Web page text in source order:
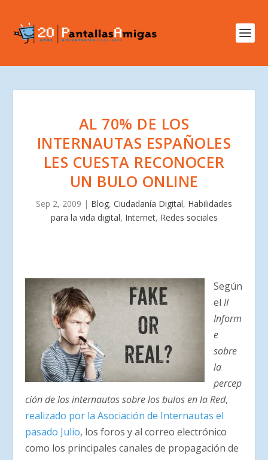
AL 70% DE LOS
INTERNAUTAS ESPAÑOLES
LES CUESTA RECONOCER
UN BULO ONLINE
Sep 2, 2009 | Blog, Ciudadanía Digital, Habilidades
para la vida digital, Internet, Redes sociales
Según
elII
Inform
e
sobre
la
percep
ción de los internautas sobre los bulos en la Red,
realizado por la Asociación de Internautas el
pasado Julio, los foros y al correo electrónico
como los principales canales de propagación de